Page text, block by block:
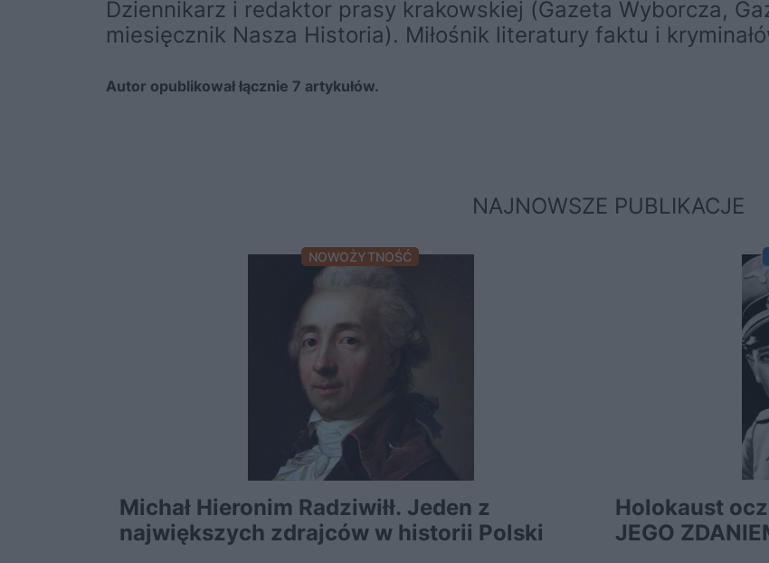
Dziennikarz i redaktor prasy krakowskiej (Gazeta Wyborcza,
miesięcznik Nasza Historia). Miłośnik literatury faktu i
Autor opublikował łącznie 7 artykułów.
NAJNOWSZE PUBLIKACJE
NOWOŻYTNOŚĆ
Michał Hieronim Radziwiłł. Jeden z
największych zdrajców w historii Polski
Holokaust
JEGO